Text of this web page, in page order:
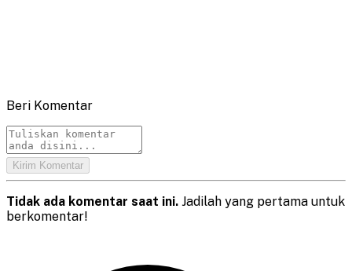
Beri Komentar
Kirim Komentar
Tidak ada komentar saat ini. Jadilah yang pertama untuk
berkomentar!